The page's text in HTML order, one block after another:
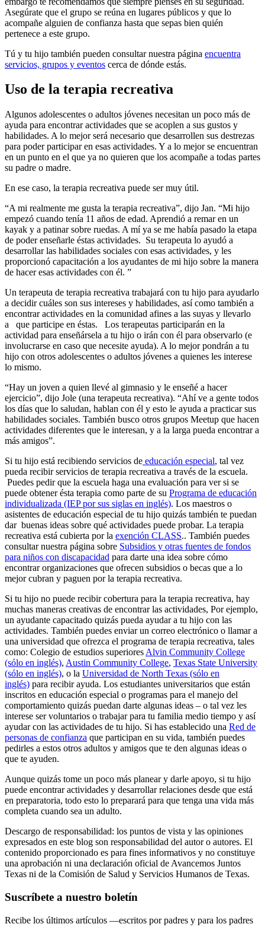
Asegúrate que el grupo se reúna en lugares públicos y que lo
acompañe alguien de confianza hasta que sepas bien quién
pertenece a este grupo.
Tú y tu hijo también pueden consultar nuestra página encuentra
servicios, grupos y eventos cerca de dónde estás.
Uso de la terapia recreativa
Algunos adolescentes o adultos jóvenes necesitan un poco más de
ayuda para encontrar actividades que se acoplen a sus gustos y
habilidades. A lo mejor será necesario que desarrollen sus destrezas
para poder participar en esas actividades. Y a lo mejor se encuentran
en un punto en el que ya no quieren que los acompañe a todas partes
su padre o madre.
En ese caso, la terapia recreativa puede ser muy útil.
“A mi realmente me gusta la terapia recreativa”, dijo Jan. “Mi hijo
empezó cuando tenía 11 años de edad. Aprendió a remar en un
kayak y a patinar sobre ruedas. A mí ya se me había pasado la etapa
de poder enseñarle éstas actividades. Su terapeuta lo ayudó a
desarrollar las habilidades sociales con esas actividades, y les
proporcionó capacitación a los ayudantes de mi hijo sobre la manera
de hacer esas actividades con él. ”
Un terapeuta de terapia recreativa trabajará con tu hijo para ayudarlo
a decidir cuáles son sus intereses y habilidades, así como también a
encontrar actividades en la comunidad afines a las suyas y llevarlo
a que participe en éstas. Los terapeutas participarán en la
actividad para enseñársela a tu hijo o irán con él para observarlo (e
involucrarse en caso que necesite ayuda). A lo mejor pondrán a tu
hijo con otros adolescentes o adultos jóvenes a quienes les interese
lo mismo.
“Hay un joven a quien llevé al gimnasio y le enseñé a hacer
ejercicio”, dijo Jole (una terapeuta recreativa). “Ahí ve a gente todos
los días que lo saludan, hablan con él y esto le ayuda a practicar sus
habilidades sociales. También busco otros grupos Meetup que hacen
actividades diferentes que le interesan, y a la larga pueda encontrar a
más amigos”.
Si tu hijo está recibiendo servicios de educación especial, tal vez
pueda recibir servicios de terapia recreativa a través de la escuela.
Puedes pedir que la escuela haga una evaluación para ver si se
puede obtener ésta terapia como parte de su Programa de educación
individualizada (IEP por sus siglas en inglés). Los maestros o
asistentes de educación especial de tu hijo quizás también te puedan
dar buenas ideas sobre qué actividades puede probar. La terapia
recreativa está cubierta por la exención CLASS.. También puedes
consultar nuestra página sobre Subsidios y otras fuentes de fondos
para niños con discapacidad para darte una idea sobre cómo
encontrar organizaciones que ofrecen subsidios o becas que a lo
mejor cubran y paguen por la terapia recreativa.
Si tu hijo no puede recibir cobertura para la terapia recreativa, hay
muchas maneras creativas de encontrar las actividades, Por ejemplo,
un ayudante capacitado quizás pueda ayudar a tu hijo con las
actividades. También puedes enviar un correo electrónico o llamar a
una universidad que ofrezca el programa de terapia recreativa, tales
como: Colegio de estudios superiores Alvin Community College
(sólo en inglés), Austin Community College, Texas State University
(sólo en inglés), o la Universidad de North Texas (sólo en
inglés) para recibir ayuda. Los estudiantes universitarios que están
inscritos en educación especial o programas para el manejo del
comportamiento quizás puedan darte algunas ideas – o tal vez les
interese ser voluntarios o trabajar para tu familia medio tiempo y así
ayudar con las actividades de tu hijo. Si has establecido una Red de
personas de confianza que participan en su vida, también puedes
pedirles a estos otros adultos y amigos que te den algunas ideas o
que te ayuden.
Aunque quizás tome un poco más planear y darle apoyo, si tu hijo
puede encontrar actividades y desarrollar relaciones desde que está
en preparatoria, todo esto lo preparará para que tenga una vida más
completa cuando sea un adulto.
Descargo de responsabilidad: los puntos de vista y las opiniones
expresados en este blog son responsabilidad del autor o autores. El
contenido proporcionado es para fines informativos y no constituye
una aprobación ni una declaración oficial de Avancemos Juntos
Texas ni de la Comisión de Salud y Servicios Humanos de Texas.
Suscríbete a nuestro boletín
Recibe los últimos artículos —escritos por padres y para los padres